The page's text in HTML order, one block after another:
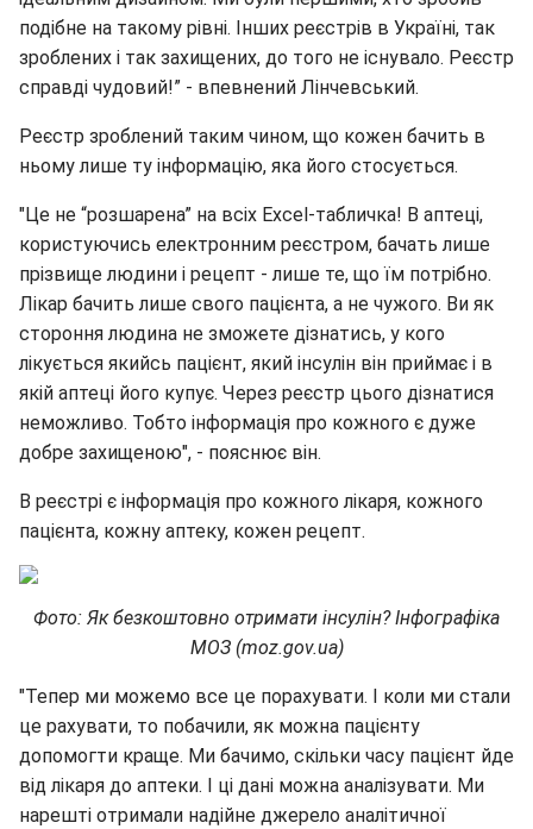
подібне на такому рівні. Інших реєстрів в Україні, так
зроблених і так захищених, до того не існувало. Реєстр
справді чудовий!” - впевнений Лінчевський.
Реєстр зроблений таким чином, що кожен бачить в
ньому лише ту інформацію, яка його стосується.
"Це не “розшарена” на всіх Excel-табличка! В аптеці,
користуючись електронним реєстром, бачать лише
прізвище людини і рецепт - лише те, що їм потрібно.
Лікар бачить лише свого пацієнта, а не чужого. Ви як
стороння людина не зможете дізнатись, у кого
лікується якийсь пацієнт, який інсулін він приймає і в
якій аптеці його купує. Через реєстр цього дізнатися
неможливо. Тобто інформація про кожного є дуже
добре захищеною", - пояснює він.
В реєстрі є інформація про кожного лікаря, кожного
пацієнта, кожну аптеку, кожен рецепт.
Фото: Як безкоштовно отримати інсулін? Інфографіка
МОЗ (moz.gov.ua)
"Тепер ми можемо все це порахувати. І коли ми стали
це рахувати, то побачили, як можна пацієнту
допомогти краще. Ми бачимо, скільки часу пацієнт йде
від лікаря до аптеки. І ці дані можна аналізувати. Ми
нарешті отримали надійне джерело аналітичної